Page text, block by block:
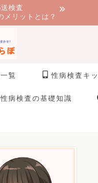
検査
メリットとは？
覧 性病検査キ
性病検査の基礎知識